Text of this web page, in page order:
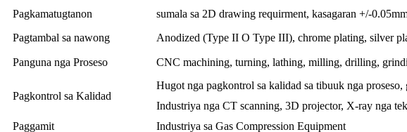
Pagkamatugtanon
sumala sa 2D drawing requirment, kasagaran +/-
Pagtambal sa nawong
Anodized (Type II O Type III), chrome plating, silver
Panguna nga Proseso CNC machining, turning, lathing, milling, drilling,
Pagkontrol sa Kalidad
Hugot nga pagkontrol sa kalidad sa tibuuk nga
Industriya nga CT scanning, 3D projector, X-ray nga
Paggamit
Industriya sa Gas Compression Equipment